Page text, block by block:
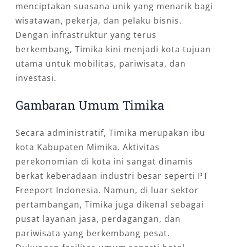
menciptakan suasana unik yang menarik bagi
wisatawan, pekerja, dan pelaku bisnis.
Dengan infrastruktur yang terus
berkembang, Timika kini menjadi kota tujuan
utama untuk mobilitas, pariwisata, dan
investasi.
Gambaran Umum Timika
Secara administratif, Timika merupakan ibu
kota Kabupaten Mimika. Aktivitas
perekonomian di kota ini sangat dinamis
berkat keberadaan industri besar seperti PT
Freeport Indonesia. Namun, di luar sektor
pertambangan, Timika juga dikenal sebagai
pusat layanan jasa, perdagangan, dan
pariwisata yang berkembang pesat.